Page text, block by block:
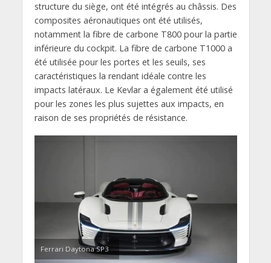
structure du siège, ont été intégrés au châssis. Des
composites aéronautiques ont été utilisés,
notamment la fibre de carbone T800 pour la partie
inférieure du cockpit. La fibre de carbone T1000 a
été utilisée pour les portes et les seuils, ses
caractéristiques la rendant idéale contre les
impacts latéraux. Le Kevlar a également été utilisé
pour les zones les plus sujettes aux impacts, en
raison de ses propriétés de résistance.
Ferrari Daytona SP3